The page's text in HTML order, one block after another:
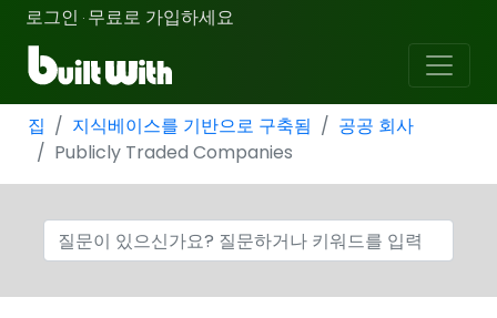
로그인 · 무료로 가입하세요
집 지식베이스를 기반으로 구축됨
공공 회사
Publicly Traded Companies